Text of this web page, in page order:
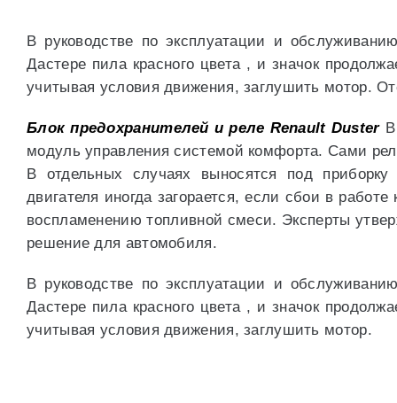
В руководстве по эксплуатации и
Дастере пила красного цвета , и значок
учитывая условия движения, заглушить мотор.
Блок предохранителей и реле Renault DusterВ
модуль управления системой комфорта. Сами
В отдельных случаях выносятся под
двигателя иногда загорается, если сбои в
воспламенению топливной смеси. Эксперты
решение для автомобиля.
В руководстве по эксплуатации и
Дастере пила красного цвета , и значок
учитывая условия движения, заглушить мотор.